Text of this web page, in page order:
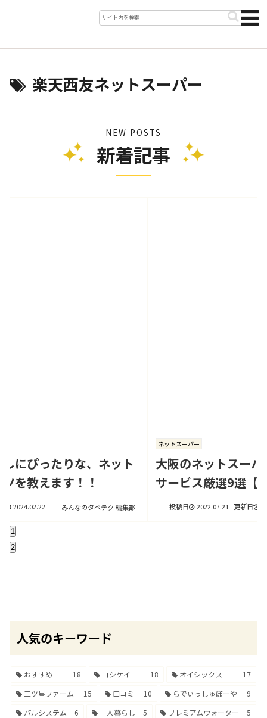
楽天西友ネットスーパー
NEW POSTS
新着記事
部
大阪のネットスーパー│便利で早く届く！
サービス厳選9選【2023年最新】
2022.07.21 2024.02.22 みんなのタベテク 編集部
1
2
人気のキーワード
おすすめ 18 ヨシケイ 18 オイシックス
17
三ツ星ファーム
15 口コミ 10 らでぃっしゅぼーや
9
パルシステム
6 一人暮らし 5 プレミアムウォーター
5